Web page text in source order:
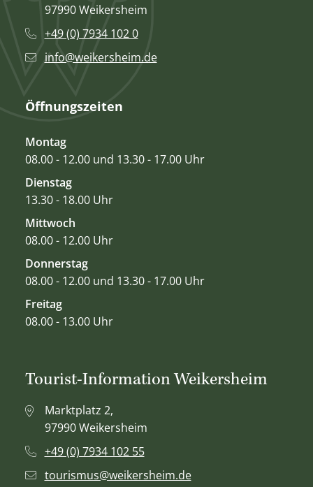
97990 Weikersheim
+49 (0) 7934 102 0
info@weikersheim.de
Öffnungszeiten
Montag
08.00 - 12.00 und 13.30 - 17.00 Uhr
Dienstag
13.30 - 18.00 Uhr
Mittwoch
08.00 - 12.00 Uhr
Donnerstag
08.00 - 12.00 und 13.30 - 17.00 Uhr
Freitag
08.00 - 13.00 Uhr
Tourist-Information Weikersheim
Marktplatz 2,
97990 Weikersheim
+49 (0) 7934 102 55
tourismus@weikersheim.de